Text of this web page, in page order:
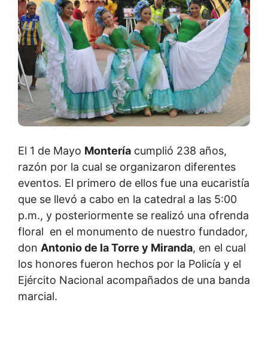
El 1 de Mayo Montería cumplió 238 años,
razón por la cual se organizaron diferentes
eventos. El primero de ellos fue una eucaristía
que se llevó a cabo en la catedral a las 5:00
p.m., y posteriormente se realizó una ofrenda
floral en el monumento de nuestro fundador,
don Antonio de la Torre y Miranda, en el cual
los honores fueron hechos por la Policía y el
Ejército Nacional acompañados de una banda
marcial.